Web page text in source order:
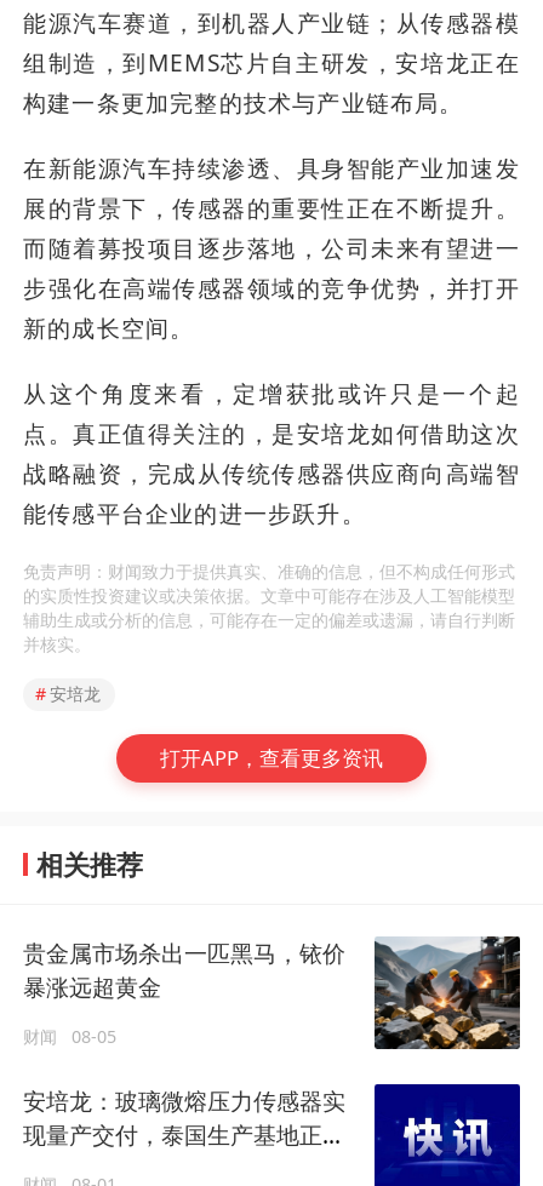
能源汽车赛道，到机器人产业链；从传感器模
组制造，到MEMS芯片自主研发，安培龙正在
构建一条更加完整的技术与产业链布局。
在新能源汽车持续渗透、具身智能产业加速发
展的背景下，传感器的重要性正在不断提升。
而随着募投项目逐步落地，公司未来有望进一
步强化在高端传感器领域的竞争优势，并打开
新的成长空间。
从这个角度来看，定增获批或许只是一个起
点。真正值得关注的，是安培龙如何借助这次
战略融资，完成从传统传感器供应商向高端智
能传感平台企业的进一步跃升。
免责声明：财闻致力于提供真实、准确的信息，但不构成任何形式
的实质性投资建议或决策依据。文章中可能存在涉及人工智能模型
辅助生成或分析的信息，可能存在一定的偏差或遗漏，请自行判断
并核实。
#安培龙
打开APP，查看更多资讯
相关推荐
贵金属市场杀出一匹黑马，铱价
暴涨远超黄金
财闻 08-05
安培龙：玻璃微熔压力传感器实
现量产交付，泰国生产基地正式